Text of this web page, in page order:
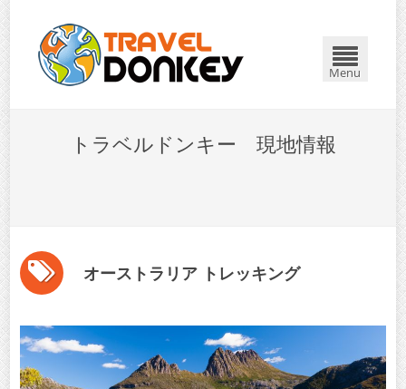
Menu
トラベルドンキー 現地情報
オーストラリア トレッキング